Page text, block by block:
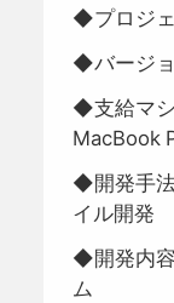
◆プロジェ
◆バージ
◆支給マシ
MacBook
◆開発手法
イル開発
◆開発内容
ム